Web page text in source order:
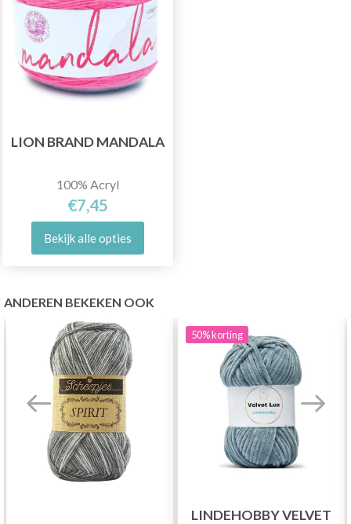
LION BRAND MANDALA
100% Acryl
€7,45
Bekijk alle opties
ANDEREN BEKEKEN OOK
50%korting
LINDEHOBBY VELVET